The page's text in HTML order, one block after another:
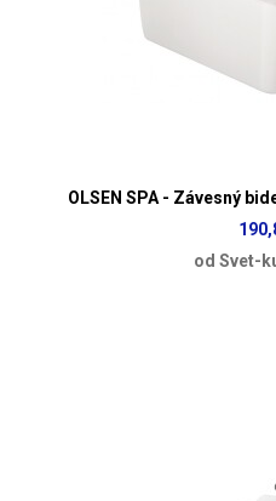
OLSEN SPA - Závesný
od Svet-